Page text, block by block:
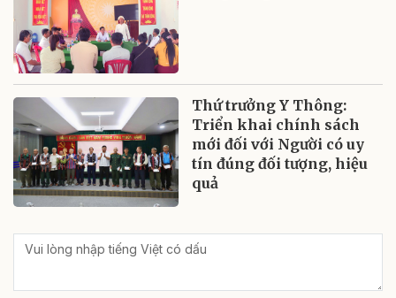
Thứ trưởng Y Thông:
Triển khai chính sách
mới đối với Người có uy
tín đúng đối tượng, hiệu
quả